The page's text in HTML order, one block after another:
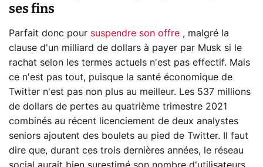
ses fins
Parfait donc pour suspendre son offre , malgré la
clause d'un milliard de dollars à payer par Musk si le
rachat selon les termes actuels n'est pas effectif. Mais
ce n'est pas tout, puisque la santé économique de
Twitter n'est pas non plus au meilleur. Les 537 millions
de dollars de pertes au quatrième trimestre 2021
combinés au récent licenciement de deux analystes
seniors ajoutent des boulets au pied de Twitter. Il faut
dire que, durant ces trois dernières années, le réseau